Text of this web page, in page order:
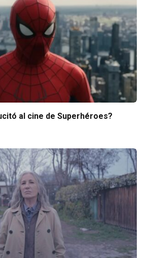
al cine de Superhéroes?